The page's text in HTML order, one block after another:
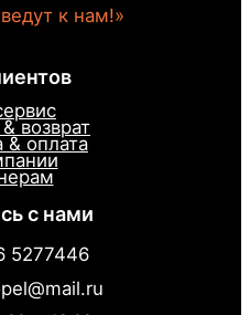
к нам!»
возврат
& оплата
с нами
5277446